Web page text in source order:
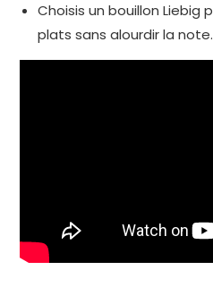
Choisis un bouillon Liebig
plats sans alourdir la note.